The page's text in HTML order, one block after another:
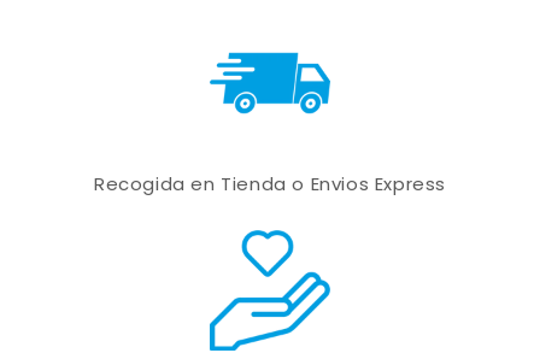
Recogida en Tienda o Envios Express